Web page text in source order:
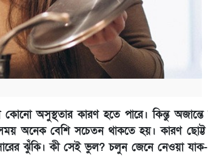
অসুস্থতার কারণ হতে পারে। কিন্তু
অনেক বেশি সচেতন থাকতে হয়। কারণ
ঝুঁকি। কী সেই ভুল? চলুন জেনে নেওয়া যাক-